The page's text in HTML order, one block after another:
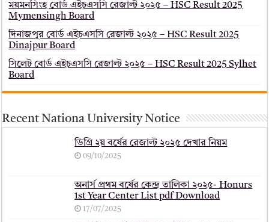
ময়মনসিংহ বোর্ড এইচএসসি রেজাল্ট ২০২৫ – HSC Result 2025
Mymensingh Board
দিনাজপুর বোর্ড এইচএসসি রেজাল্ট ২০২৫ – HSC Result 2025
Dinajpur Board
সিলেট বোর্ড এইচএসসি রেজাল্ট ২০২৫ – HSC Result 2025 Sylhet
Board
Recent Nationa University Notice
ডিগ্রি ২য় বর্ষের রেজাল্ট ২০২৫ দেখার নিয়ম
09/10/2025
অনার্স প্রথম বর্ষের কেন্দ্র তালিকা ২০২৫- Honurs
1st Year Center List pdf Download
17/07/2025